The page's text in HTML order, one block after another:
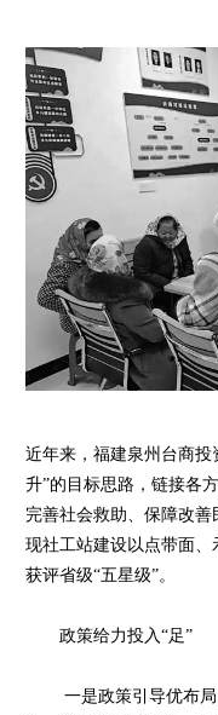
第05版
第06版
近年来，福建泉州台商投
升”的目标思路，链接各
完善社会救助、保障改
现社工站建设以点带面
获评省级“五星级”。
政策给力投入“足”
一是政策引导优布局